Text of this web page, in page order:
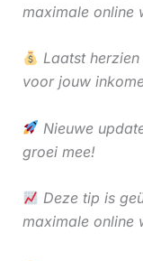
maximale online
Laatst
voor jouw
Nieuwe
groei mee!
Deze tip is
maximale online